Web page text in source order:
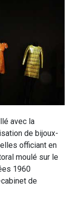
avec la
de bijoux-
officiant en
moulé sur le
1960
de